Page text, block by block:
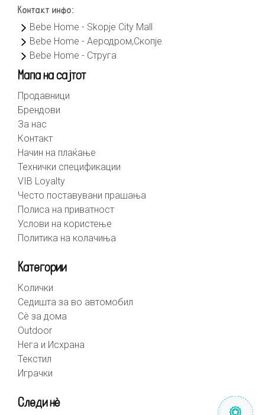
Контакт инфо:
Bebe Home - Skopje City Mall
Bebe Home - Аеродром,Скопје
Bebe Home - Струга
Мапа на сајтот
Продавници
Брендови
За нас
Контакт
Начин на плаќање
Технички спецификации
VIB Loyalty
Често поставувани прашања
Полиса на приватност
Услови на користење
Политика на колачиња
Категории
Колички
Седишта за во автомобил
Сè за дома
Outdoor
Нега и Исхрана
Текстил
Играчки
Следи нè